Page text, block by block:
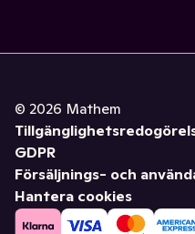
© 2026 Mathem
GDPR
Försäljnings- och
Hantera cookies